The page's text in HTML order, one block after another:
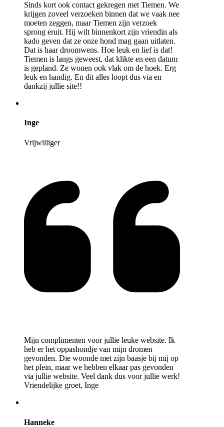
Sinds kort ook contact gekregen met Tiemen. We
krijgen zoveel verzoeken binnen dat we vaak nee
moeten zeggen, maar Tiemen zijn verzoek
sprong eruit. Hij wilt binnenkort zijn vriendin als
kado geven dat ze onze hond mag gaan uitlaten.
Dat is haar droomwens. Hoe leuk en lief is dat!
Tiemen is langs geweest, dat klikte en een datum
is gepland. Ze wonen ook vlak om de hoek. Erg
leuk en handig. En dit alles loopt dus via en
dankzij jullie site!!
Inge
Vrijwilliger
Mijn complimenten voor jullie leuke website. Ik
heb er het oppashondje van mijn dromen
gevonden. Die woonde met zijn baasje bij mij op
het plein, maar we hebben elkaar pas gevonden
via jullie website. Veel dank dus voor jullie werk!
Vriendelijke groet, Inge
Hanneke